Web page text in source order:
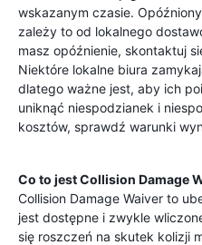
wskazanym czasie.
zależy to od lokalnego
masz opóźnienie, skontaktuj
Niektóre lokalne biura
dlatego ważne jest, aby ich
uniknąć niespodzianek i
kosztów, sprawdź warunki
Co to jest Collision Damage
Collision Damage Waiver to
jest dostępne i zwykle
się roszczeń na skutek kolizji